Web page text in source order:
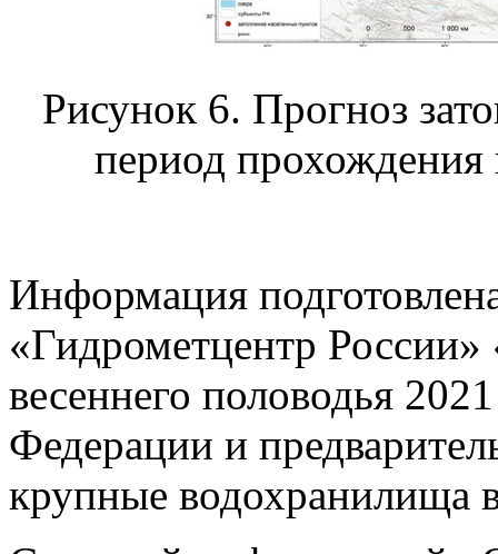
Рисунок 6. Прогноз
период прохождения
Информация
«Гидрометцентр
весеннего половодья
Федерации и
крупные водохранилища